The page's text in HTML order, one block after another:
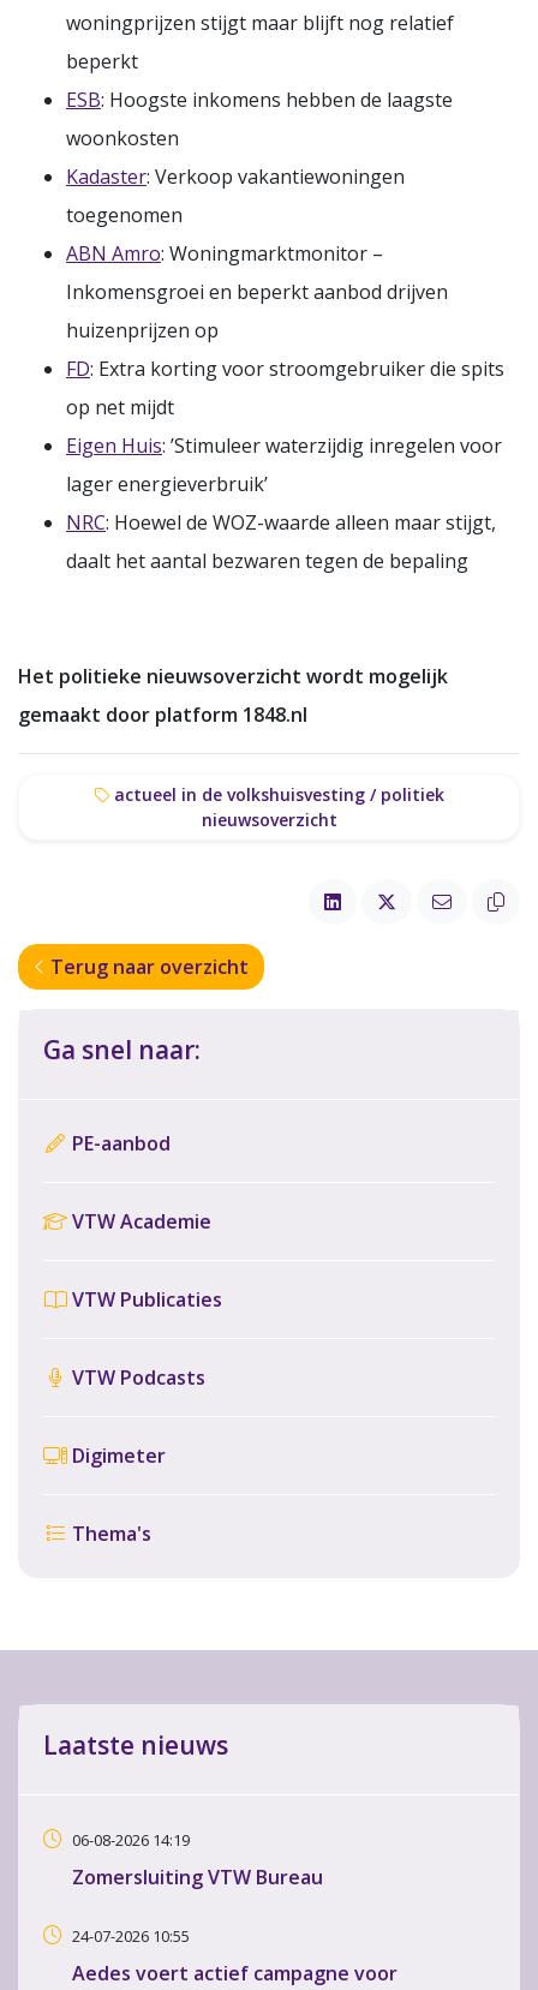
woningprijzen stijgt maar blijft nog relatief
beperkt
ESB: Hoogste inkomens hebben de laagste
woonkosten
Kadaster: Verkoop vakantiewoningen
toegenomen
ABN Amro: Woningmarktmonitor –
Inkomensgroei en beperkt aanbod drijven
huizenprijzen op
FD: Extra korting voor stroomgebruiker die spits
op net mijdt
Eigen Huis: ’Stimuleer waterzijdig inregelen voor
lager energieverbruik’
NRC: Hoewel de WOZ-waarde alleen maar stijgt,
daalt het aantal bezwaren tegen de bepaling
Het politieke nieuwsoverzicht wordt mogelijk
gemaakt door platform 1848.nl
actueel in de volkshuisvesting / politiek
nieuwsoverzicht
Terug naar overzicht
Ga snel naar:
PE-aanbod
VTW Academie
VTW Publicaties
VTW Podcasts
Digimeter
Thema's
Laatste nieuws
06-08-2026 14:19
Zomersluiting VTW Bureau
24-07-2026 10:55
Aedes voert actief campagne voor